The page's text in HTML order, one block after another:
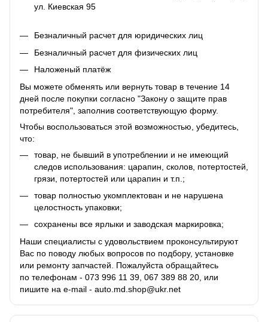
ул. Киевская 95
Безналичный расчет для юридических лиц
Безналичный расчет для физических лиц
Наложеный платёж
Вы можете обменять или вернуть товар в течение 14
дней после покупки согласно "Закону о защите прав
потребителя", заполнив соответствующую форму.
Чтобы воспользоваться этой возможностью, убедитесь,
что:
товар, не бывший в употреблении и не имеющий
следов использования: царапин, сколов, потертостей,
грязи, потертостей или царапин и т.п.;
товар полностью укомплектован и не нарушена
целостность упаковки;
сохранены все ярлыки и заводская маркировка;
Наши специалисты с удовольствием проконсультируют
Вас по поводу любых вопросов по подбору, установке
или ремонту запчастей. Пожалуйста обращайтесь
по телефонам - 073 996 11 39, 067 389 88 20, или
пишите на e-mail - auto.md.shop@ukr.net